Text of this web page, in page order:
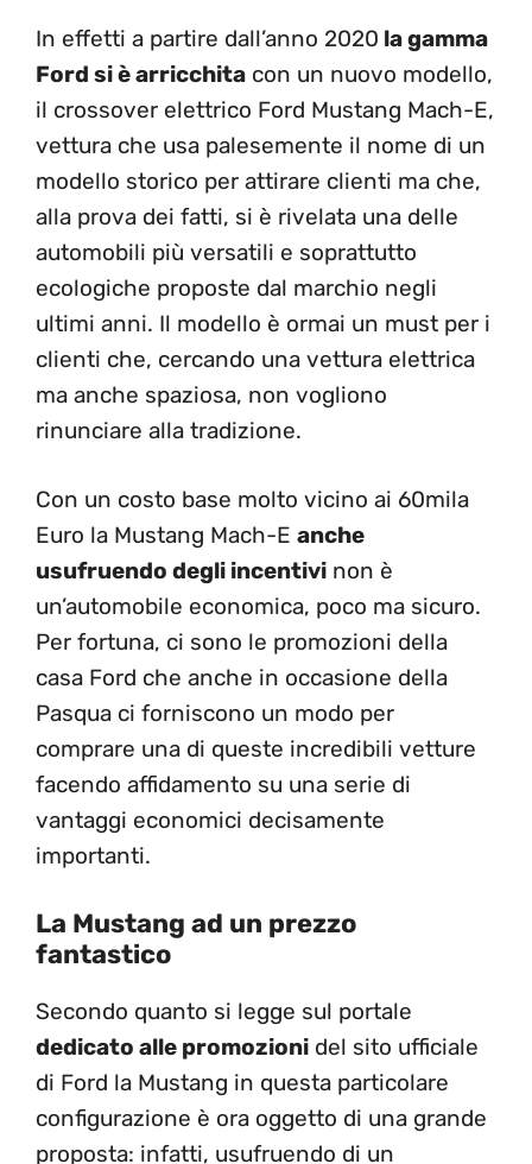
In effetti a partire dall’anno 2020 la gamma
Ford si è arricchita con un nuovo modello,
il crossover elettrico Ford Mustang Mach-E,
vettura che usa palesemente il nome di un
modello storico per attirare clienti ma che,
alla prova dei fatti, si è rivelata una delle
automobili più versatili e soprattutto
ecologiche proposte dal marchio negli
ultimi anni. Il modello è ormai un must per i
clienti che, cercando una vettura elettrica
ma anche spaziosa, non vogliono
rinunciare alla tradizione.
Con un costo base molto vicino ai 60mila
Euro la Mustang Mach-E anche
usufruendo degli incentivi non è
un’automobile economica, poco ma sicuro.
Per fortuna, ci sono le promozioni della
casa Ford che anche in occasione della
Pasqua ci forniscono un modo per
comprare una di queste incredibili vetture
facendo affidamento su una serie di
vantaggi economici decisamente
importanti.
La Mustang ad un prezzo
fantastico
Secondo quanto si legge sul portale
dedicato alle promozioni del sito ufficiale
di Ford la Mustang in questa particolare
configurazione è ora oggetto di una grande
proposta: infatti, usufruendo di un